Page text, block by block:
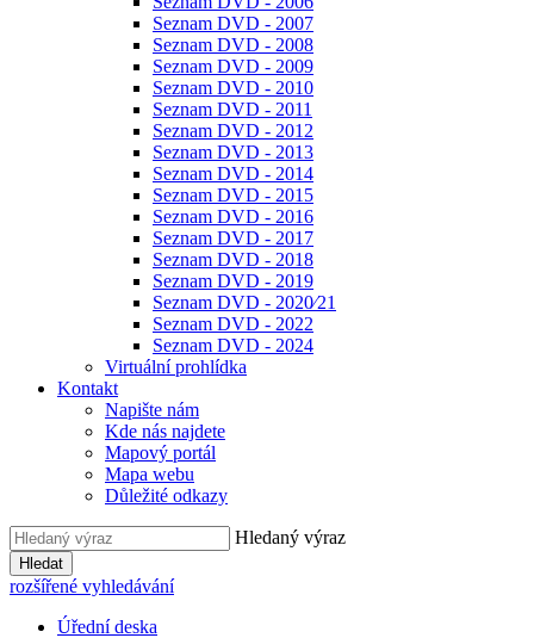
Seznam DVD - 2007
Seznam DVD - 2008
Seznam DVD - 2009
Seznam DVD - 2010
Seznam DVD - 2011
Seznam DVD - 2012
Seznam DVD - 2013
Seznam DVD - 2014
Seznam DVD - 2015
Seznam DVD - 2016
Seznam DVD - 2017
Seznam DVD - 2018
Seznam DVD - 2019
Seznam DVD - 2020⁄21
Seznam DVD - 2022
Seznam DVD - 2024
Virtuální prohlídka
Kontakt
Napište nám
Kde nás najdete
Mapový portál
Mapa webu
Důležité odkazy
Hledaný výraz
Hledat
rozšířené vyhledávání
Úřední deska